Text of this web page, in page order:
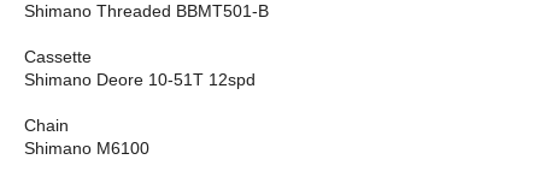
Shimano Threaded BBMT501-B
Cassette
Shimano Deore 10-51T 12spd
Chain
Shimano M6100